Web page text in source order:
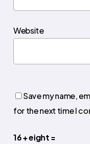
Website
Save my name,
for the next time I
16 + eight =